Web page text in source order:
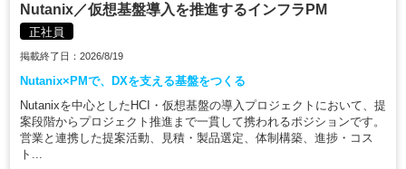
Nutanix／仮想基盤導入を推進するインフラPM
正社員
掲載終了日：2026/8/19
Nutanix×PMで、DXを支える基盤をつくる
Nutanixを中心としたHCI・仮想基盤の導入プロジェクトにおいて、提
案段階からプロジェクト推進まで一貫して携われるポジションです。
営業と連携した提案活動、見積・製品選定、体制構築、進捗・コス
ト...